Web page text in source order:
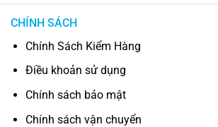
CHÍNH SÁCH
Chính Sách Kiểm Hàng
Điều khoản sử dụng
Chính sách bảo mật
Chính sách vận chuyển